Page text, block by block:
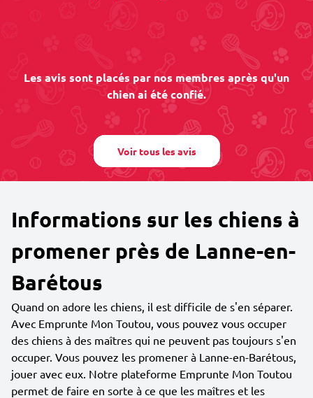
Les avis sont placés par nos membres après qu'un
chien ai été confié.
Voir tous les avis
Informations sur les chiens à
promener près de Lanne-en-
Barétous
Quand on adore les chiens, il est difficile de s'en séparer.
Avec Emprunte Mon Toutou, vous pouvez vous occuper
des chiens à des maîtres qui ne peuvent pas toujours s'en
occuper. Vous pouvez les promener à Lanne-en-Barétous,
jouer avec eux. Notre plateforme Emprunte Mon Toutou
permet de faire en sorte à ce que les maîtres et les